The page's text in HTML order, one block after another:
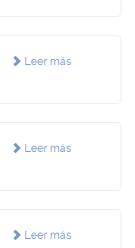
Leer más
Leer más
Leer más